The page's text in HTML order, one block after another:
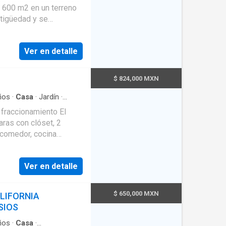
m2 en un terreno
y se
cuenta con 2
los servicios, la casa
supermercados,
hay diversas
que facilitan el
con escuelas de
recreativos
Ver en detalle
· Casa · Jardín ·
El
con clóset, 2
cocina
patio, terraza y
estacionamiento
con escuelas
inmediata que
NO
Ver en detalle
$ 824,000 MXN
· Casa ·
$ 650,000 MXN